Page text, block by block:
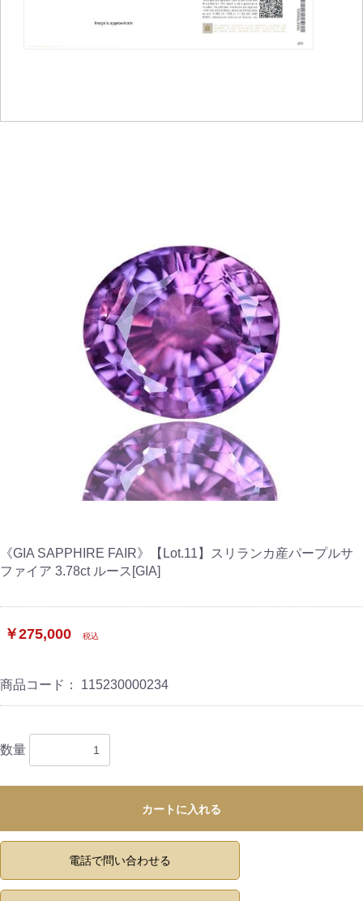
《GIA SAPPHIRE FAIR》【Lot.11】スリランカ産パープルサ
ファイア 3.78ct ルース[GIA]
￥275,000 税込
商品コード： 115230000234
数量
カートに入れる
電話で問い合わせる